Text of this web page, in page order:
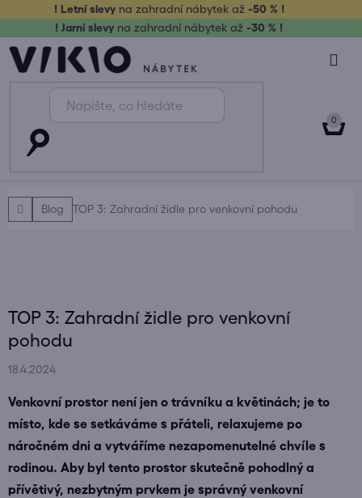
obsah
! Letní slevy na zahradní nábytek až-50 % !
! Jarní slevy na zahradní nábytek až -30 % !
DomůBlog TOP 3: Zahradní židle pro venkovní pohodu
TOP 3: Zahradní židle pro venkovní
pohodu
18.4.2024
Venkovní prostor není jen o trávníku a květinách; je to
místo, kde se setkáváme s přáteli, relaxujeme po
náročném dni a vytváříme nezapomenutelné chvíle s
rodinou. Aby byl tento prostor skutečně pohodlný a
přívětivý, nezbytným prvkem je správný venkovní